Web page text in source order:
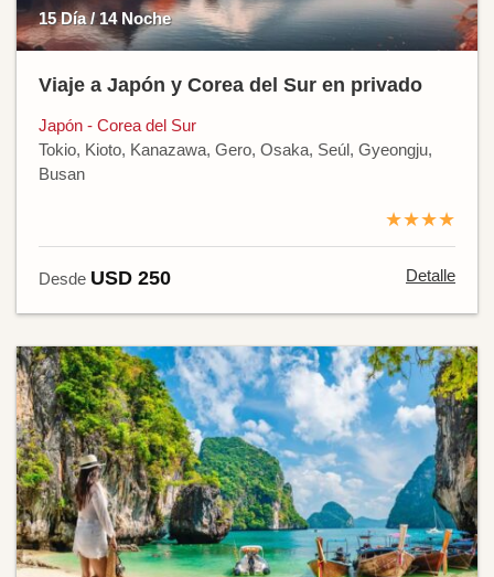
15 Día / 14 Noche
Viaje a Japón y Corea del Sur en privado
Japón - Corea del Sur
Tokio, Kioto, Kanazawa, Gero, Osaka, Seúl, Gyeongju,
Busan
★★★★
Desde USD 250 Detalle